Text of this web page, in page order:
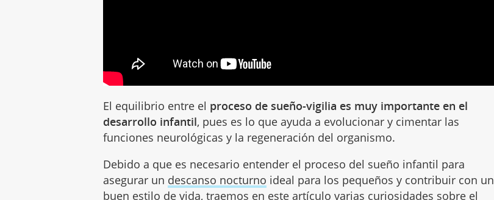
El equilibrio entre el proceso de sueño-vigilia es muy importante en el
desarrollo infantil, pues es lo que ayuda a evolucionar y cimentar las
funciones neurológicas y la regeneración del organismo.
Debido a que es necesario entender el proceso del sueño infantil para
asegurar un descanso nocturno ideal para los pequeños y contribuir con un
buen estilo de vida, traemos en este artículo varias curiosidades sobre el